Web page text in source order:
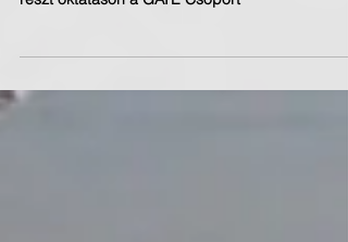
Tűzgátló nyílászáró, tűzvédelem témakörben